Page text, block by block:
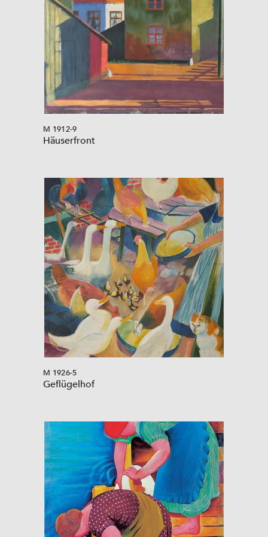
M 1912-9
Häuserfront
M 1926-5
Geflügelhof